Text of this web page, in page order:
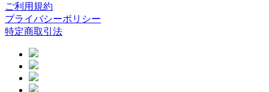
ご利用規約
プライバシーポリシー
特定商取引法